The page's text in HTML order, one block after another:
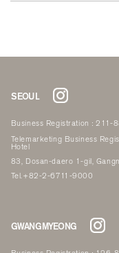
SEOUL
Business Registration : 211-
Telemarketing Business
Hotel
83, Dosan-daero 1-gil,
Tel.+82-2-6711-9000
GWANGMYEONG